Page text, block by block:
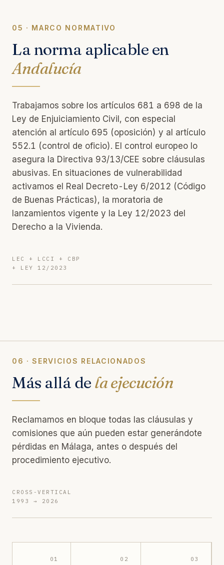
05 · MARCO NORMATIVO
La norma aplicable en
Andalucía
Trabajamos sobre los artículos 681 a 698 de la
Ley de Enjuiciamiento Civil, con especial
atención al artículo 695 (oposición) y al artículo
552.1 (control de oficio). El control europeo lo
asegura la Directiva 93/13/CEE sobre cláusulas
abusivas. En situaciones de vulnerabilidad
activamos el Real Decreto-Ley 6/2012 (Código
de Buenas Prácticas), la moratoria de
lanzamientos vigente y la Ley 12/2023 del
Derecho a la Vivienda.
LEC + LCCI + CBP
+ LEY 12/2023
06 · SERVICIOS RELACIONADOS
Más allá de la ejecución
Reclamamos en bloque todas las cláusulas y
comisiones que aún pueden estar generándote
pérdidas en Málaga, antes o después del
procedimiento ejecutivo.
CROSS-VERTICAL
1993 → 2026
01 02 03